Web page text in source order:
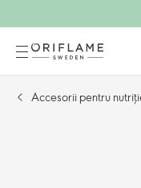
Accesorii pentru